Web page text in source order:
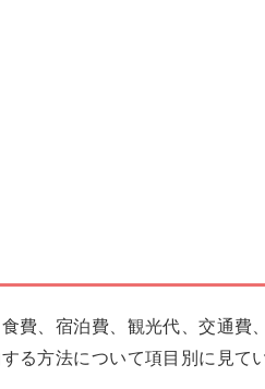
費、宿泊費、観光代、交通費
る方法について項目別に見て